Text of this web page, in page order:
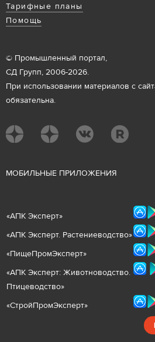
Тарифные планы
Помощь
© Промышленный портал,
СД Групп, 2006-2026.
При использовании материалов с
обязательна.
МОБИЛЬНЫЕ ПРИЛОЖЕНИЯ
«АПК Эксперт»
«АПК Эксперт. Растениеводство»
«ПищеПромЭксперт»
«АПК Эксперт: Животноводство.
Птицеводство»
«СтройПромЭксперт»